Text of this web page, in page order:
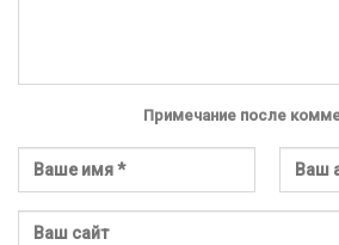
Примечание после